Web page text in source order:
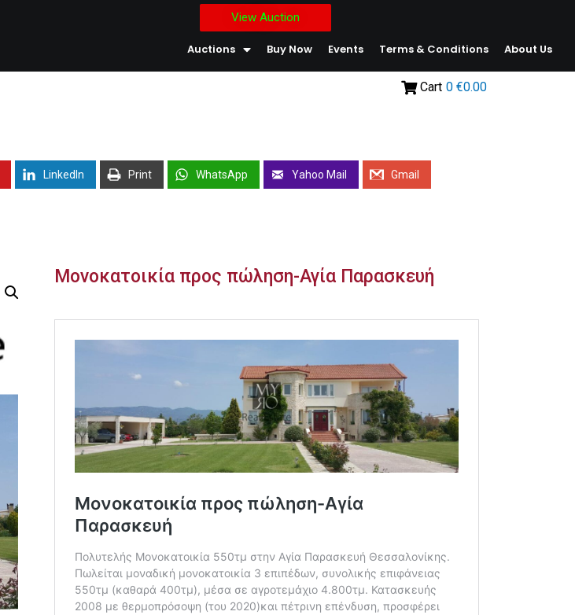
View Auction
Auctions Buy Now Events Terms & Conditions About Us
Cart 0 €0.00
LinkedIn Print WhatsApp Yahoo Mail Gmail
Μονοκατοικία προς πώληση-Αγία Παρασκευή